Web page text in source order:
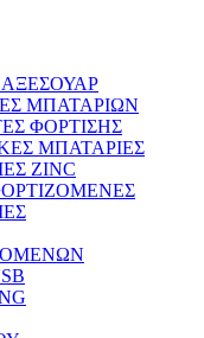
ΜΠΑΤΑΡΙΩΝ
ΦΟΡΤΙΣΗΣ
ΜΠΑΤΑΡΙΕΣ
ZINC